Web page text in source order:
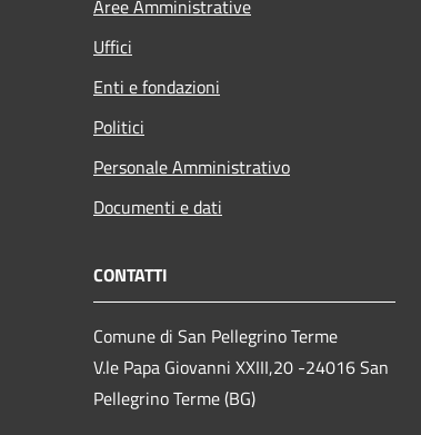
Aree Amministrative
Uffici
Enti e fondazioni
Politici
Personale Amministrativo
Documenti e dati
CONTATTI
Comune di San Pellegrino Terme
V.le Papa Giovanni XXIII,20 -24016 San
Pellegrino Terme (BG)